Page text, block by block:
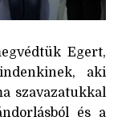
Egert,
aki
szavazatukkal
és a